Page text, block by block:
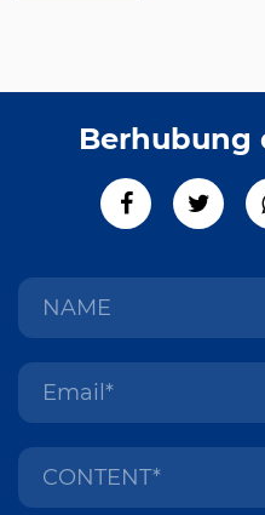
Berhubung